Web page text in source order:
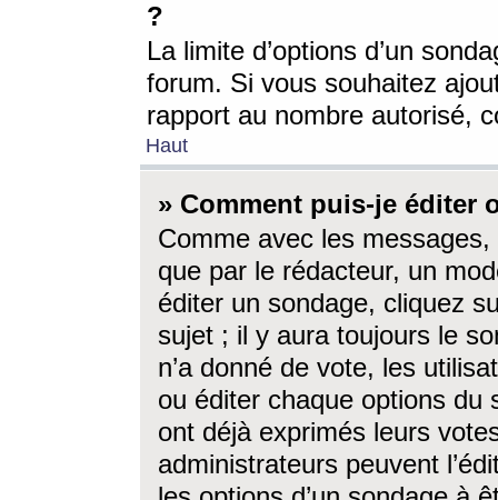
?
La limite d’options d’un
forum. Si vous souhaitez
rapport au nombre autorisé,
Haut
» Comment puis-je éditer
Comme avec les
que par le rédacteur, un
éditer un sondage, cliquez
sujet ; il y aura toujours le
n’a donné de vote, les
ou éditer chaque options du
ont déjà exprimés leurs
administrateurs peuvent